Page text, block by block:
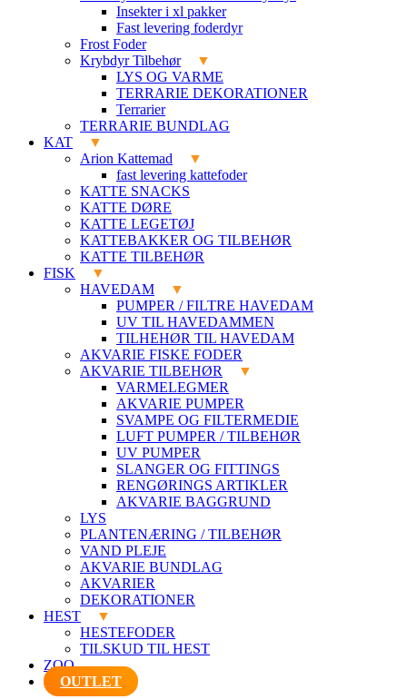
Insekter i xl pakker
Fast levering foderdyr
Frost Foder
Krybdyr Tilbehør
LYS OG VARME
TERRARIE DEKORATIONER
Terrarier
TERRARIE BUNDLAG
KAT
Arion Kattemad
fast levering kattefoder
KATTE SNACKS
KATTE DØRE
KATTE LEGETØJ
KATTEBAKKER OG TILBEHØR
KATTE TILBEHØR
FISK
HAVEDAM
PUMPER / FILTRE HAVEDAM
UV TIL HAVEDAMMEN
TILHEHØR TIL HAVEDAM
AKVARIE FISKE FODER
AKVARIE TILBEHØR
VARMELEGMER
AKVARIE PUMPER
SVAMPE OG FILTERMEDIE
LUFT PUMPER / TILBEHØR
UV PUMPER
SLANGER OG FITTINGS
RENGØRINGS ARTIKLER
AKVARIE BAGGRUND
LYS
PLANTENÆRING / TILBEHØR
VAND PLEJE
AKVARIE BUNDLAG
AKVARIER
DEKORATIONER
HEST
HESTEFODER
TILSKUD TIL HEST
ZOO
OUTLET